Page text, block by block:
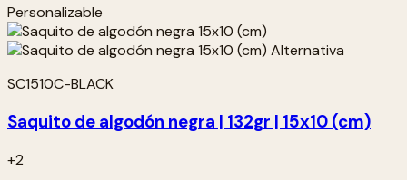
Personalizable
SC1510C-BLACK
Saquito de algodón negra | 132gr | 15x10 (cm)
+2